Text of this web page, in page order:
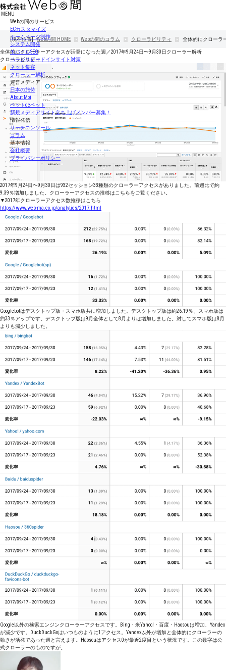
[現在位置] Webの間 HOME Webの間のコラム クローラビリティ 全体的にクローラ
全体的にクローラーアクセスが活発になった週／2017年9月24日〜9月30日クローラー解析
クローラビリティ
2017年9月24日〜9月30日は932セッション33種類のクローラーアクセスがありました。前週比で約
9.39％増加しました。クローラーアクセスの推移はこちらをご覧ください。
▼2017年クローラーアクセス数推移はこちら
https://www.web-ma.co.jp/analytics/2017.html
Googlebotはデスクトップ版・スマホ版共に増加しました。デスクトップ版は約26.19％、スマホ版は
約33％アップです。デスクトップ版は9月全体として8月よりは増加しました。対してスマホ版は8月
よりも減少しました。
Google以外の検索エンジンクローラーアクセスです。Bing・米Yahoo!・百度・Haosouは増加、Yandex
が減少です。DuckDuckGoはいつものように1アクセス。Yandex以外が増加と全体的にクローラーの
動きが活発であった週と言えます。Haosouはアクセス0が最近2度目という状況です。この数字は公
式クローラーのものですが。
MENU
Webの間のサービス
ECカスタマイズ
ホームページ制作
システム開発
モバイルSEO
ページスピードインサイト対策
ネット集客
クローラー解析
運営メディア
日本の旅侍
About Moi
ペットdeペット
新規メディアサイト立ち上げメンバー募集！
情報発信
サーチコンソール
コラム
基本情報
会社概要
プライバシーポリシー